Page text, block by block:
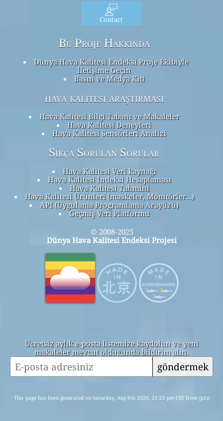
Contact
Bu Proje Hakkında
Dünya Hava Kalitesi Endeksi Proje Ekibiyle
İletişime Geçin
Basın ve Medya Kiti
hava kalitesi araştırması
Hava Kalitesi Bilgi Tabanı ve Makaleler
Hava Kalitesi Deneyleri
Hava Kalitesi Sensörleri Analizi
Sıkça Sorulan Sorular
Hava Kalitesi Veri kaynağı
Hava Kalitesi İndeksi Hesaplaması
Hava Kalitesi Tahmini
Hava Kalitesi Ürünleri (maskeler, Monitörler…)
API (Uygulama Programlama Arayüzü)
Geçmiş Veri Platformu
© 2008-2025
Dünya Hava Kalitesi Endeksi Projesi
Ücretsiz aylık e-posta listemize kaydolun ve yeni
makaleler mevcut olduğunda bildirim alın.
göndermek
This page has been generated on Saturday, Aug 8th 2026, 21:25 pm CST from jp2n